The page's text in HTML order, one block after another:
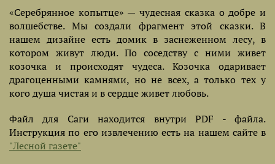
«Серебрянное копытце» — чудесная сказка о добре и
волшебстве. Мы создали фрагмент этой сказки. В
нашем дизайне есть домик в заснеженном лесу, в
котором живут люди. По соседству с ними живет
козочка и происходят чудеса. Козочка одаривает
драгоценными камнями, но не всех, а только тех у
кого душа чистая и в сердце живет любовь.
Файл для Саги находится внутри PDF - файла.
Инструкция по его извлечению есть на нашем сайте в
"Лесной газете"